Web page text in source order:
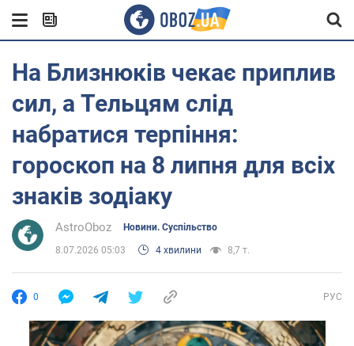
На Близнюків чекає приплив
сил, а Тельцям слід
набратися терпіння:
гороскоп на 8 липня для всіх
знаків зодіаку
AstroOboz Новини. Суспільство
8.07.2026 05:03 4 хвилини 8,7 т.
0 РУС